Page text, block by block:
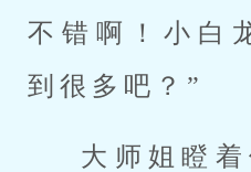
不错啊！小白
到很多吧？”
大师姐瞪